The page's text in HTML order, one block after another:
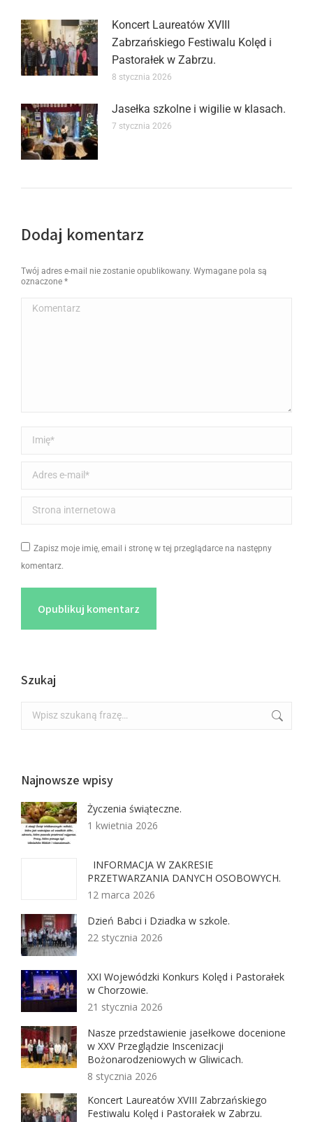
Koncert Laureatów XVIII
Zabrzańskiego Festiwalu Kolęd i
Pastorałek w Zabrzu.
8 stycznia 2026
Jasełka szkolne i wigilie w klasach.
7 stycznia 2026
Dodaj komentarz
Twój adres e-mail nie zostanie opublikowany. Wymagane pola są
oznaczone *
Komentarz
Imię *
Adres e-mail *
Strona internetowa
Zapisz moje imię, email i stronę w tej przeglądarce na następny
komentarz.
Opublikuj komentarz
Szukaj
Najnowsze wpisy
Życzenia świąteczne.
1 kwietnia 2026
INFORMACJA W ZAKRESIE
PRZETWARZANIA DANYCH OSOBOWYCH.
12 marca 2026
Dzień Babci i Dziadka w szkole.
22 stycznia 2026
XXI Wojewódzki Konkurs Kolęd i Pastorałek
w Chorzowie.
21 stycznia 2026
Nasze przedstawienie jasełkowe docenione
w XXV Przeglądzie Inscenizacji
Bożonarodzeniowych w Gliwicach.
8 stycznia 2026
Koncert Laureatów XVIII Zabrzańskiego
Festiwalu Kolęd i Pastorałek w Zabrzu.